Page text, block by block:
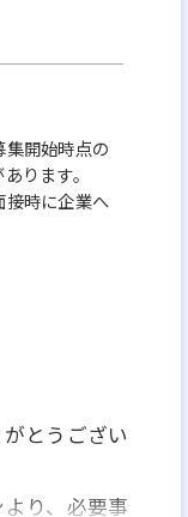
開始時点の
ります。
接時に企業へ
とうござい
り、必要事